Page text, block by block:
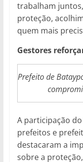
trabalham
proteção,
quem mais
Gestores
Prefeito de
A participação
prefeitos e
destacaram a
sobre a